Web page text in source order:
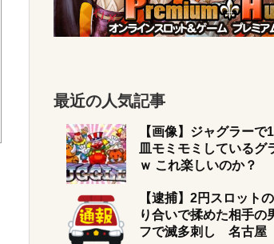
最近の人気記事
【画像】ジャグラーで
皿モミモミしているグ
ｗ これ楽しいのか？
【逮捕】2円スロット
り合いで揉めた相手の
フで滅多刺し 名古屋